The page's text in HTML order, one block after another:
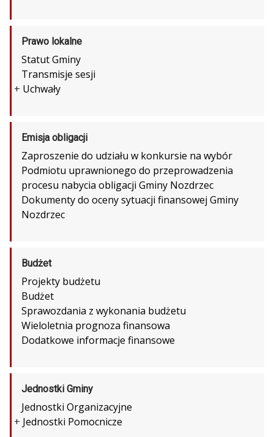
Prawo lokalne
Statut Gminy
Transmisje sesji
+ Uchwały
Emisja obligacji
Zaproszenie do udziału w konkursie na wybór
Podmiotu uprawnionego do przeprowadzenia
procesu nabycia obligacji Gminy Nozdrzec
Dokumenty do oceny sytuacji finansowej Gminy
Nozdrzec
Budżet
Projekty budżetu
Budżet
Sprawozdania z wykonania budżetu
Wieloletnia prognoza finansowa
Dodatkowe informacje finansowe
Jednostki Gminy
Jednostki Organizacyjne
+ Jednostki Pomocnicze